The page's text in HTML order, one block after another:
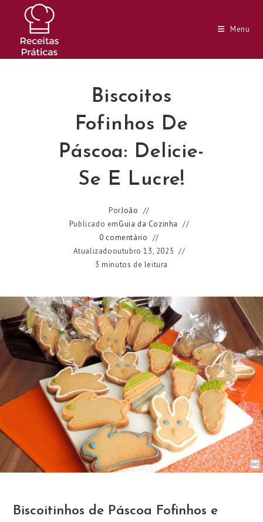
conteúdo
Menu
Biscoitos
Fofinhos De
Páscoa: Delicie-
Se E Lucre!
PorJoão
Publicado emGuia da Cozinha
0 comentário
Atualizadooutubro 13, 2025
3 minutos de leitura
Biscoitinhos de Páscoa Fofinhos e